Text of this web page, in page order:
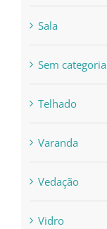
Sala
Sem categoria
Telhado
Varanda
Vedação
Vidro